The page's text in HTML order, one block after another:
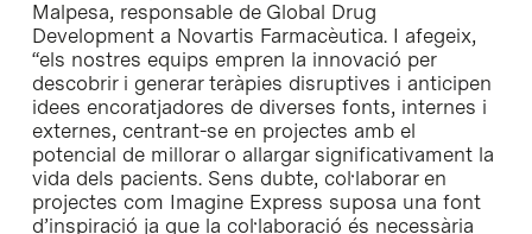
Malpesa, responsable de Global Drug
Development a Novartis Farmacèutica. I afegeix,
“els nostres equips empren la innovació per
descobrir i generar teràpies disruptives i anticipen
idees encoratjadores de diverses fonts, internes i
externes, centrant-se en projectes amb el
potencial de millorar o allargar significativament la
vida dels pacients. Sens dubte, col·laborar en
projectes com Imagine Express suposa una font
d’inspiració ja que la col·laboració és necessària